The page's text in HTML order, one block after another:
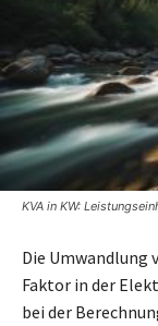
KVA in KW:
Die Umwandlung
Faktor in der
bei der